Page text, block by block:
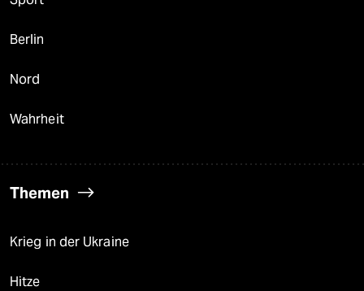
Berlin
Nord
Wahrheit
Themen
Krieg in der Ukraine
Hitze